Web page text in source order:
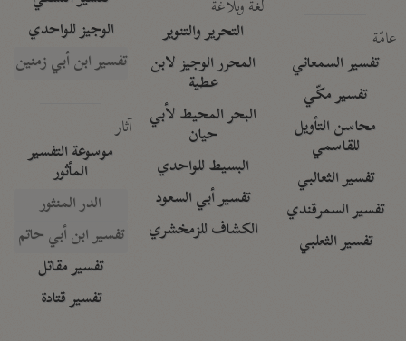
عامّة
تفسير السمعاني
تفسير مكّي
محاسن التأويل
للقاسمي
تفسير الثعالبي
تفسير السمرقندي
تفسير الثعلبي
لغة وبلاغة
التحرير والتنوير
المحرر الوجيز لابن
عطية
البحر المحيط لأبي
حيان
البسيط للواحدي
تفسير أبي السعود
الكشاف للزمخشري
الوجيز للواحدي
تفسير ابن أبي زمنين
آثار
موسوعة التفسير
المأثور
الدر المنثور
تفسير ابن أبي حاتم
تفسير مقاتل
تفسير قتادة